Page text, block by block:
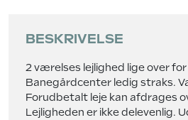
BESKRIVELSE
2 værelses lejlighed lige over
Banegårdcenter ledig straks.
Forudbetalt leje kan afdrages
Lejligheden er ikke delevenlig.